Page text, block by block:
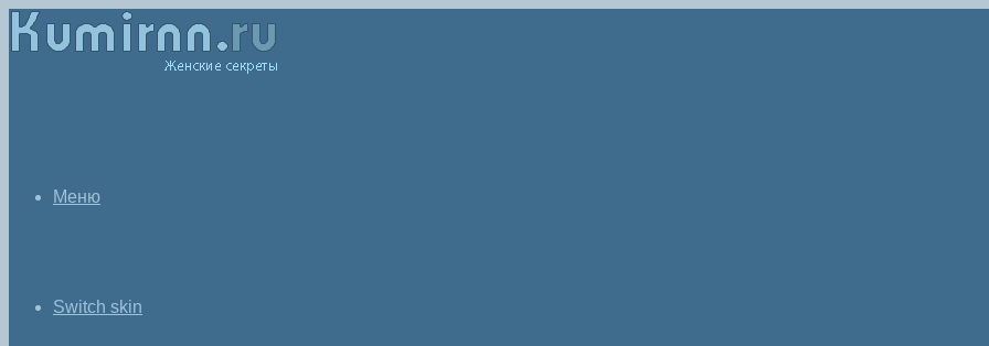
Меню
Switch skin